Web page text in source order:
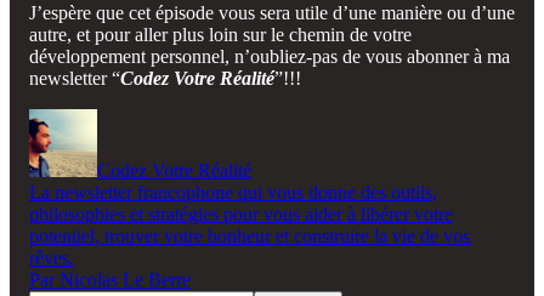
J’espère que cet épisode vous sera utile d’une manière ou d’une
autre, et pour aller plus loin sur le chemin de votre
développement personnel, n’oubliez-pas de vous abonner à ma
newsletter “Codez Votre Réalité”!!!
Codez Votre Réalité
La newsletter francophone qui vous donne des outils,
philosophies et stratégies pour vous aider à libérer votre
potentiel, trouver votre bonheur et construire la vie de vos
rêves.
Par Nicolas Le Berre